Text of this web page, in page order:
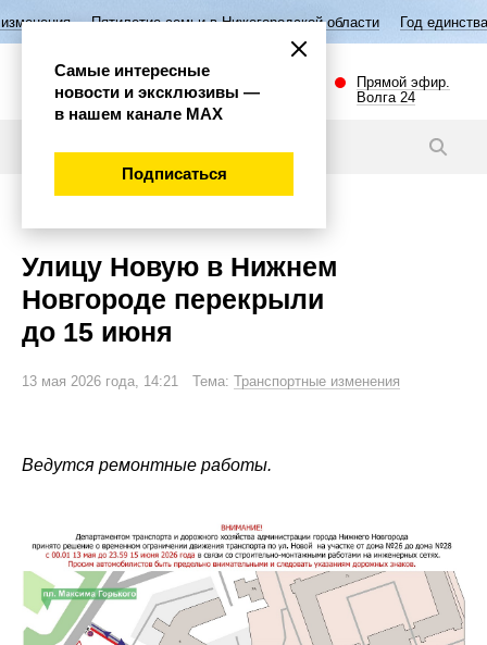
семьи в Нижегородской области Год единства народов России
Прямой эфир.
Волга 24
Улицу Новую в Нижнем
Новгороде перекрыли
до 15 июня
13 мая 2026 года, 14:21 Тема: Транспортные изменения
Ведутся ремонтные работы.
Самые интересные
новости и эксклюзивы —
в нашем канале МАХ
Подписаться